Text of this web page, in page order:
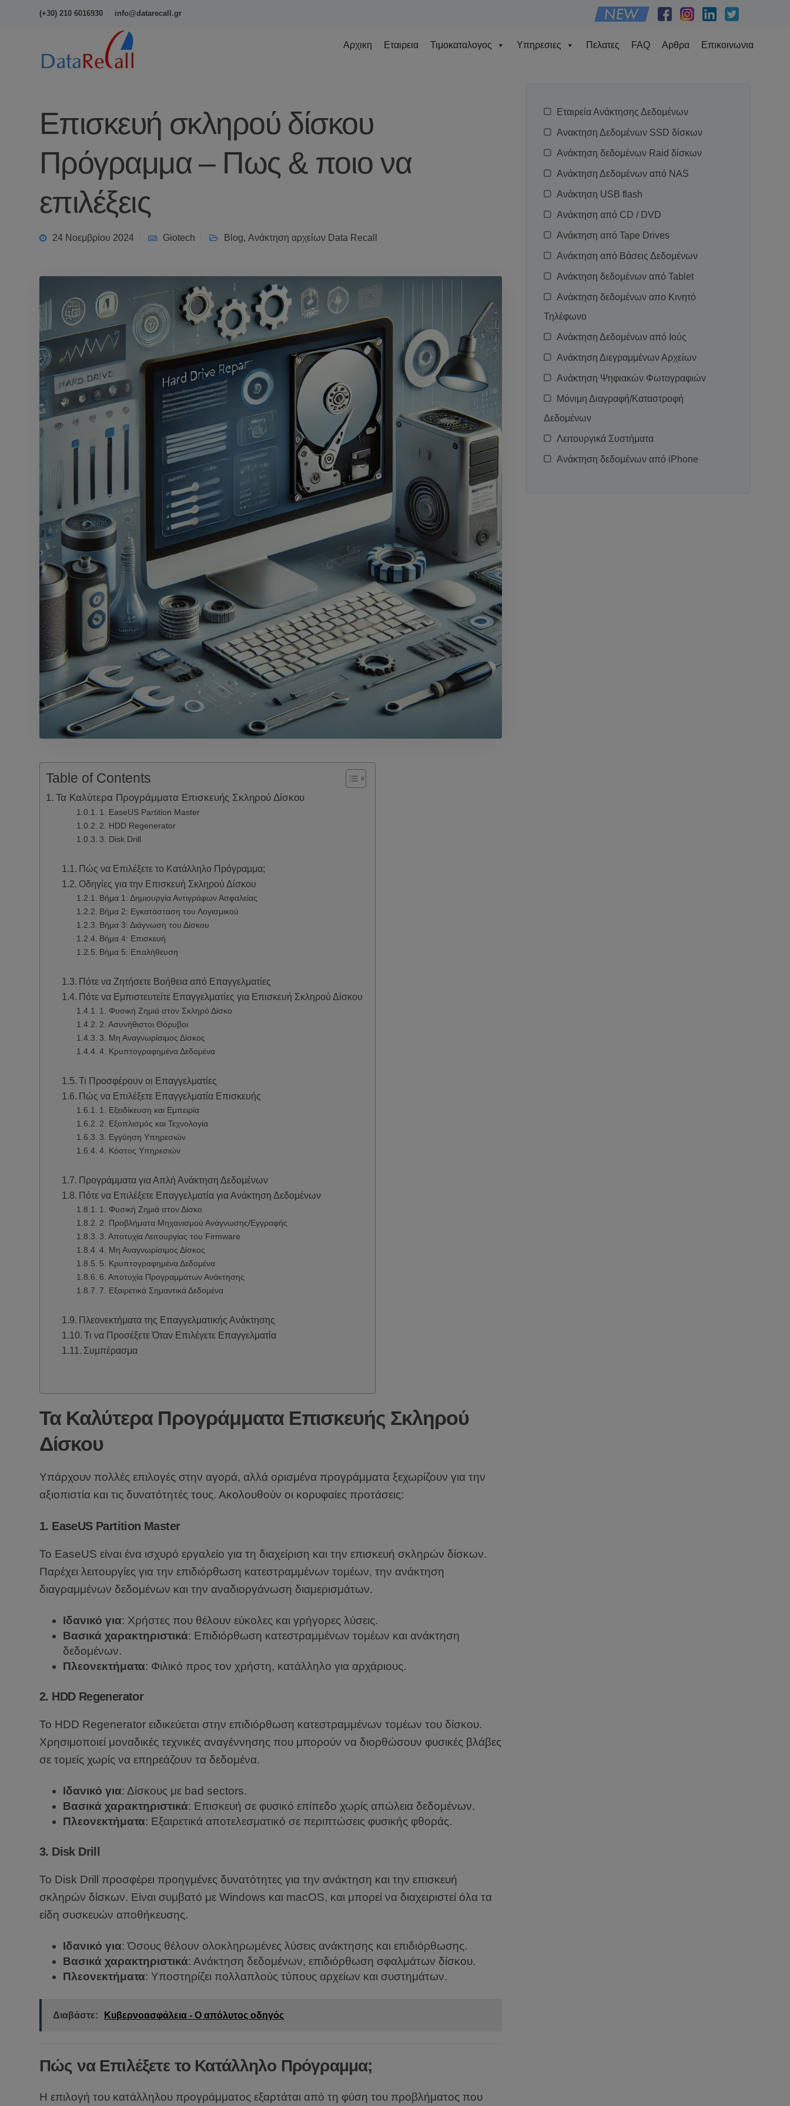
(+30) 210 6016930 info@datarecall.gr
Αρχικη Εταιρεια Τιμοκαταλογος Υπηρεσιες Πελατες FAQ Αρθρα Επικοινωνια
Επισκευή σκληρού δίσκου
Πρόγραμμα – Πως & ποιο να
επιλέξεις
24 Νοεμβρίου 2024 Giotech Blog, Ανάκτηση αρχείων Data Recall
Table of Contents
Τα Καλύτερα Προγράμματα Επισκευής Σκληρού Δίσκου
1. EaseUS Partition Master
2. HDD Regenerator
3. Disk Drill
Πώς να Επιλέξετε το Κατάλληλο Πρόγραμμα;
Οδηγίες για την Επισκευή Σκληρού Δίσκου
Βήμα 1: Δημιουργία Αντιγράφων Ασφαλείας
Βήμα 2: Εγκατάσταση του Λογισμικού
Βήμα 3: Διάγνωση του Δίσκου
Βήμα 4: Επισκευή
Βήμα 5: Επαλήθευση
Πότε να Ζητήσετε Βοήθεια από Επαγγελματίες
Πότε να Εμπιστευτείτε Επαγγελματίες για Επισκευή Σκληρού Δίσκου
1. Φυσική Ζημιά στον Σκληρό Δίσκο
2. Ασυνήθιστοι Θόρυβοι
3. Μη Αναγνωρίσιμος Δίσκος
4. Κρυπτογραφημένα Δεδομένα
Τι Προσφέρουν οι Επαγγελματίες
Πώς να Επιλέξετε Επαγγελματία Επισκευής
1. Εξειδίκευση και Εμπειρία
2. Εξοπλισμός και Τεχνολογία
3. Εγγύηση Υπηρεσιών
4. Κόστος Υπηρεσιών
Προγράμματα για Απλή Ανάκτηση Δεδομένων
Πότε να Επιλέξετε Επαγγελματία για Ανάκτηση Δεδομένων
1. Φυσική Ζημιά στον Δίσκο
2. Προβλήματα Μηχανισμού Ανάγνωσης/Εγγραφής
3. Αποτυχία Λειτουργίας του Firmware
4. Μη Αναγνωρίσιμος Δίσκος
5. Κρυπτογραφημένα Δεδομένα
6. Αποτυχία Προγραμμάτων Ανάκτησης
7. Εξαιρετικά Σημαντικά Δεδομένα
Πλεονεκτήματα της Επαγγελματικής Ανάκτησης
Τι να Προσέξετε Όταν Επιλέγετε Επαγγελματία
Συμπέρασμα
Τα Καλύτερα Προγράμματα Επισκευής Σκληρού
Δίσκου
Υπάρχουν πολλές επιλογές στην αγορά, αλλά ορισμένα προγράμματα ξεχωρίζουν για την
αξιοπιστία και τις δυνατότητές τους. Ακολουθούν οι κορυφαίες προτάσεις:
1. EaseUS Partition Master
Το EaseUS είναι ένα ισχυρό εργαλείο για τη διαχείριση και την επισκευή σκληρών δίσκων.
Παρέχει λειτουργίες για την επιδιόρθωση κατεστραμμένων τομέων, την ανάκτηση
διαγραμμένων δεδομένων και την αναδιοργάνωση διαμερισμάτων.
Ιδανικό για: Χρήστες που θέλουν εύκολες και γρήγορες λύσεις.
Βασικά χαρακτηριστικά: Επιδιόρθωση κατεστραμμένων τομέων και ανάκτηση
δεδομένων.
Πλεονεκτήματα: Φιλικό προς τον χρήστη, κατάλληλο για αρχάριους.
2. HDD Regenerator
Το HDD Regenerator ειδικεύεται στην επιδιόρθωση κατεστραμμένων τομέων του δίσκου.
Χρησιμοποιεί μοναδικές τεχνικές αναγέννησης που μπορούν να διορθώσουν φυσικές βλάβες
σε τομείς χωρίς να επηρεάζουν τα δεδομένα.
Ιδανικό για: Δίσκους με bad sectors.
Βασικά χαρακτηριστικά: Επισκευή σε φυσικό επίπεδο χωρίς απώλεια δεδομένων.
Πλεονεκτήματα: Εξαιρετικά αποτελεσματικό σε περιπτώσεις φυσικής φθοράς.
3. Disk Drill
Το Disk Drill προσφέρει προηγμένες δυνατότητες για την ανάκτηση και την επισκευή
σκληρών δίσκων. Είναι συμβατό με Windows και macOS, και μπορεί να διαχειριστεί όλα τα
είδη συσκευών αποθήκευσης.
Ιδανικό για: Όσους θέλουν ολοκληρωμένες λύσεις ανάκτησης και επιδιόρθωσης.
Βασικά χαρακτηριστικά: Ανάκτηση δεδομένων, επιδιόρθωση σφαλμάτων δίσκου.
Πλεονεκτήματα: Υποστηρίζει πολλαπλούς τύπους αρχείων και συστημάτων.
Διαβάστε: Κυβερνοασφάλεια - Ο απόλυτος οδηγός
Πώς να Επιλέξετε το Κατάλληλο Πρόγραμμα;
Η επιλογή του κατάλληλου προγράμματος εξαρτάται από τη φύση του προβλήματος που
Εταιρεία Ανάκτησης Δεδομένων
Ανακτηση Δεδομένων SSD δίσκων
Ανάκτηση δεδομένων Raid δίσκων
Ανάκτηση Δεδομένων από NAS
Ανάκτηση USB flash
Ανάκτηση από CD / DVD
Ανάκτηση από Tape Drives
Ανάκτηση από Βάσεις Δεδομένων
Ανάκτηση δεδομένων από Tablet
Ανάκτηση δεδομένων απο Κινητό
Τηλέφωνο
Ανάκτηση Δεδομένων από Ιούς
Ανάκτηση Διεγραμμένων Αρχείων
Ανάκτηση Ψηφιακών Φωτογραφιών
Μόνιμη Διαγραφή/Καταστροφή
Δεδομένων
Λειτουργικά Συστήματα
Ανάκτηση δεδομένων από iPhone